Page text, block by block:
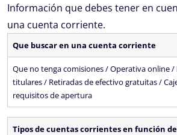
Información que debes tener en
una cuenta corriente.
Que buscar en una cuenta corriente
Que no tenga comisiones / Operativa online
titulares / Retiradas de efectivo gratuitas /
requisitos de apertura
Tipos de cuentas corrientes en función